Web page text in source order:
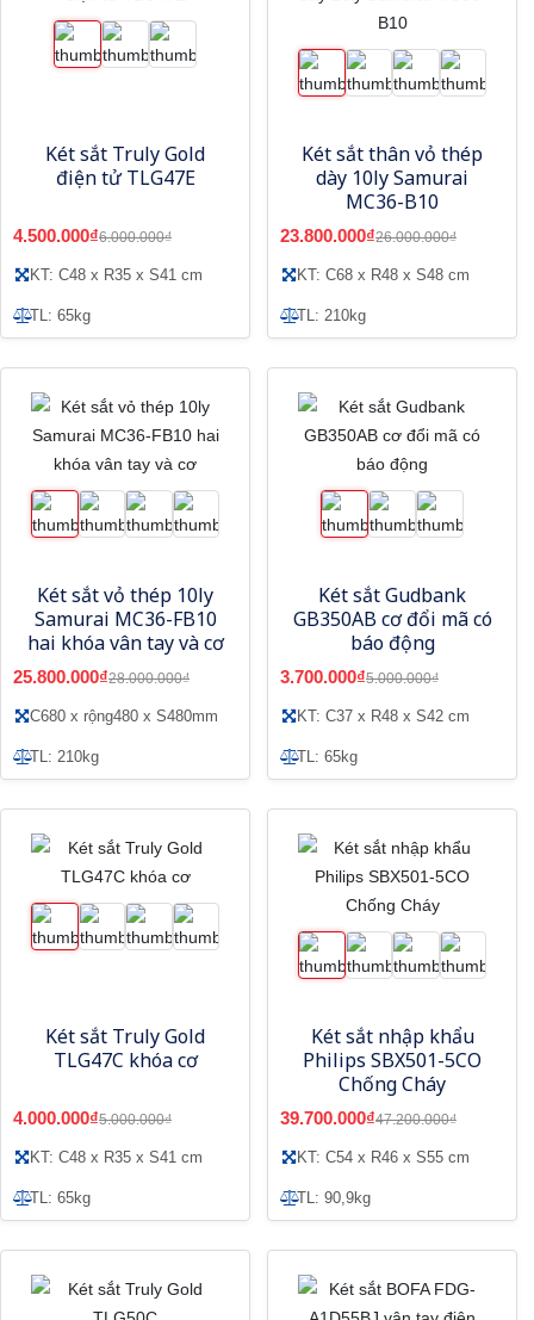
Két sắt Truly Gold
điện tử TLG47E
4.500.000₫6.000.000₫
KT: C48 x R35 x S41 cm
TL: 65kg
Két sắt thân vỏ thép
dày 10ly Samurai
MC36-B10
23.800.000₫26.000.000₫
KT: C68 x R48 x S48 cm
TL: 210kg
Két sắt vỏ thép 10ly
Samurai MC36-FB10
hai khóa vân tay và cơ
25.800.000₫28.000.000₫
C680 x rộng480 x S480mm
TL: 210kg
Két sắt Gudbank
GB350AB cơ đổi mã có
báo động
3.700.000₫5.000.000₫
KT: C37 x R48 x S42 cm
TL: 65kg
Két sắt Truly Gold
TLG47C khóa cơ
4.000.000₫5.000.000₫
KT: C48 x R35 x S41 cm
TL: 65kg
Két sắt nhập khẩu
Philips SBX501-5CO
Chống Cháy
39.700.000₫47.200.000₫
KT: C54 x R46 x S55 cm
TL: 90,9kg